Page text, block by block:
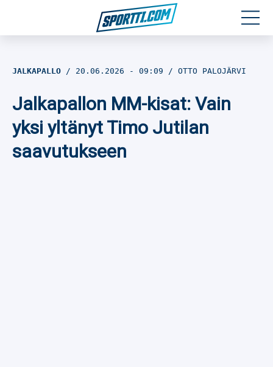
Jalkapallo
Yleisurheilu
JALKAPALLO 20.06.2026 - 09:09 OTTO PALOJÄRVI
Jalkapallon MM-kisat: Vain
yksi yltänyt Timo Jutilan
saavutukseen